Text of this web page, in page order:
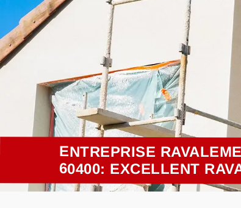
ENTREPRISE
60400: EXCELLENT